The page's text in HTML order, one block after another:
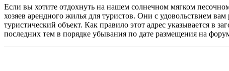
Если вы хотите отдохнуть на нашем солнечном мягком
хозяев арендного жилья для туристов. Они с удовольствием
туристический объект. Как правило этот адрес указывается в
последних тем в порядке убывания по дате размещения на